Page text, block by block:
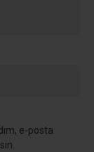
e-posta